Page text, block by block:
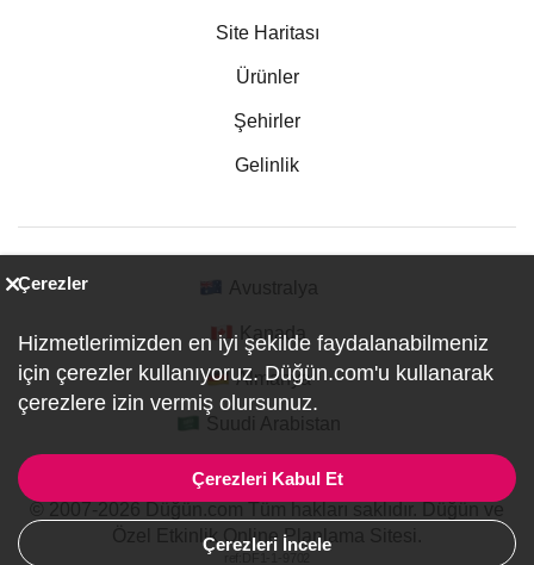
Site Haritası
Ürünler
Şehirler
Gelinlik
Kanada
Almanya
Özel Etkinlik Online Planlama Sitesi.
Çerezler
Hizmetlerimizden en iyi şekilde faydalanabilmeniz
için çerezler kullanıyoruz. Düğün.com'u kullanarak
çerezlere izin vermiş olursunuz.
Çerezleri Kabul Et
Çerezleri İncele